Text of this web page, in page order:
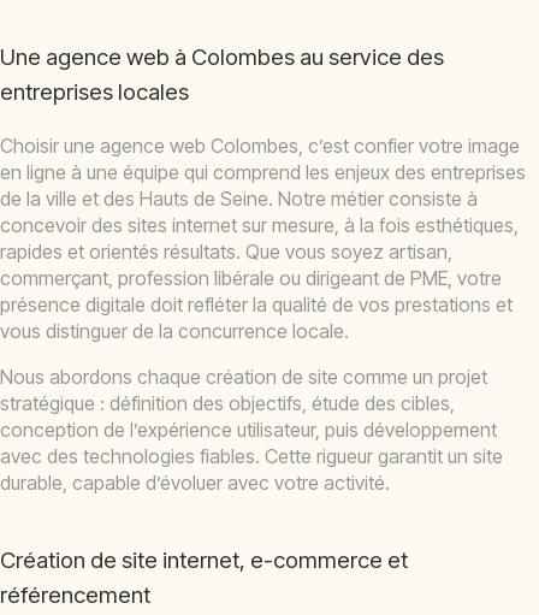
Une agence web à Colombes au service des
entreprises locales
Choisir une agence web Colombes, c’est confier votre image
en ligne à une équipe qui comprend les enjeux des entreprises
de la ville et des Hauts de Seine. Notre métier consiste à
concevoir des sites internet sur mesure, à la fois esthétiques,
rapides et orientés résultats. Que vous soyez artisan,
commerçant, profession libérale ou dirigeant de PME, votre
présence digitale doit refléter la qualité de vos prestations et
vous distinguer de la concurrence locale.
Nous abordons chaque création de site comme un projet
stratégique : définition des objectifs, étude des cibles,
conception de l’expérience utilisateur, puis développement
avec des technologies fiables. Cette rigueur garantit un site
durable, capable d’évoluer avec votre activité.
Création de site internet, e-commerce et
référencement